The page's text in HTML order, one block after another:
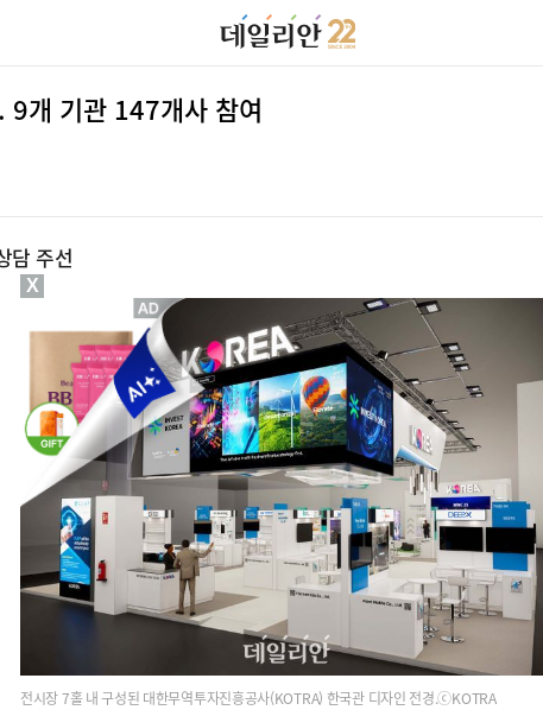
개 기관 147개사 참여
담 주선
전시장 7홀 내 구성된 대한무역투자진흥공사(KOTRA) 한국관 디자인 전경.ⓒKOTRA
X